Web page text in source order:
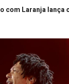
com Laranja lança